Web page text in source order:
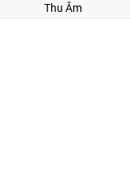
Thu Âm